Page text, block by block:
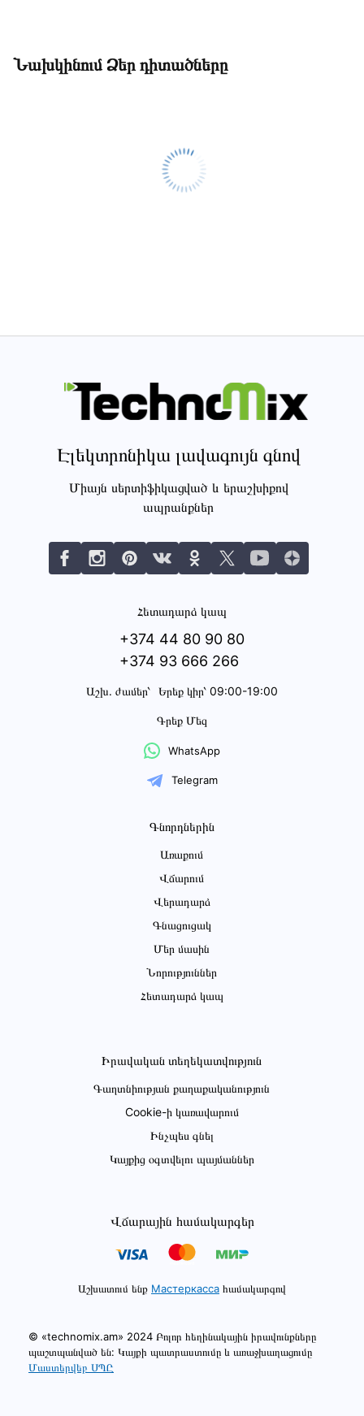
Նախկինում Ձեր դիտածները
Էլեկտրոնիկա լավագույն գնով
Միայն սերտիֆիկացված և երաշխիքով
ապրանքներ
Հետադարձ կապ
+374 44 80 90 80
+374 93 666 266
Աշխ․ ժամեր՝ Երեք կիր՝ 09:00-19:00
Գրեք Մեզ
WhatsApp
Telegram
Գնորդներին
Առաքում
Վճարում
Վերադարձ
Գնացուցակ
Մեր մասին
Նորություններ
Հետադարձ կապ
Իրավական տեղեկատվություն
Գաղտնիության քաղաքականություն
Cookie-ի կառավարում
Ինչպես գնել
Կայքից օգտվելու պայմաններ
Վճարային համակարգեր
Աշխատում ենք Мастеркасса համակարգով
© «technomix.am» 2024 Բոլոր հեղինակային իրավունքները
պաշտպանված են: Կայքի պատրաստումը և առաջխաղացումը
Մաստերվեբ ՍՊԸ